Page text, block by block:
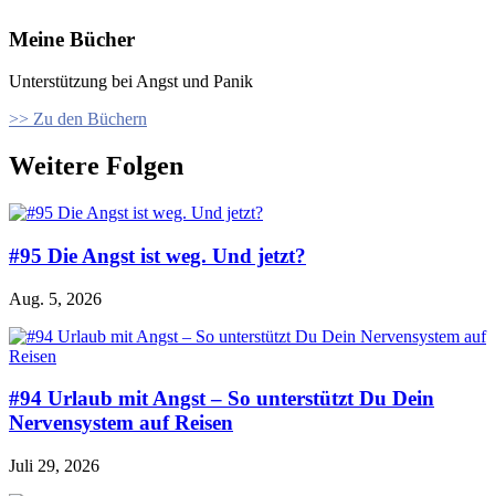
Meine Bücher
Unterstützung bei Angst und Panik
>> Zu den Büchern
Weitere Folgen
#95 Die Angst ist weg. Und jetzt?
Aug. 5, 2026
#94 Urlaub mit Angst – So unterstützt Du Dein
Nervensystem auf Reisen
Juli 29, 2026